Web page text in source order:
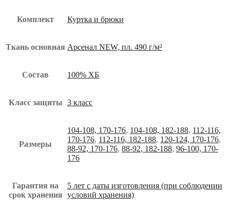
Комплект Куртка и брюки
Ткань основная Арсенал NEW, пл. 490 г/м²
Состав 100% ХБ
Класс защиты 3 класс
Размеры
104-108, 170-176, 104-108, 182-188, 112-116,
170-176, 112-116, 182-188, 120-124, 170-176,
88-92, 170-176, 88-92, 182-188, 96-100, 170-
176
Гарантия на
срок хранения
5 лет с даты изготовления (при соблюдении
условий хранения)